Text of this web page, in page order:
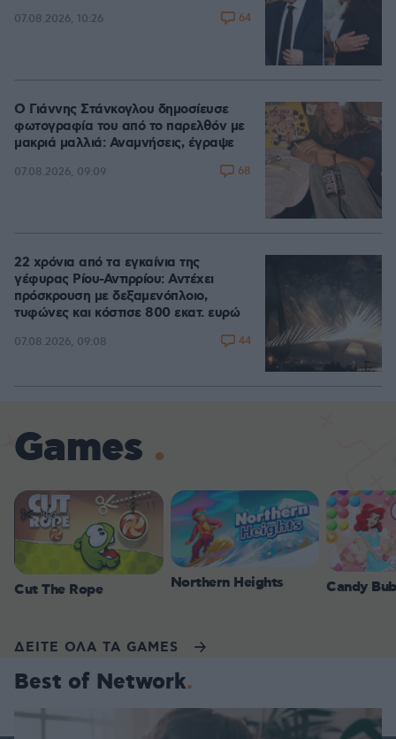
07.08.2026, 10:26 64
Ο Γιάννης Στάνκογλου δημοσίευσε
φωτογραφία του από το παρελθόν με
μακριά μαλλιά: Αναμνήσεις, έγραψε
07.08.2026, 09:09 68
22 χρόνια από τα εγκαίνια της
γέφυρας Ρίου-Αντιρρίου: Αντέχει
πρόσκρουση με δεξαμενόπλοιο,
τυφώνες και κόστισε 800 εκατ. ευρώ
07.08.2026, 09:08 44
Games
Cut The Rope Northern Heights Candy
ΔΕΙΤΕ ΟΛΑ ΤΑ GAMES
Best of Network